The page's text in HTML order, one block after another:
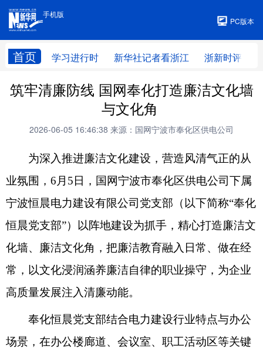
手机版
PC版本
首页 学习进行时 新华社记者看浙江 浙新时评
手机版
筑牢清廉防线 国网奉化打造廉洁文化墙
与文化角
2026-06-05 16:46:38 来源：国网宁波市奉化区供电公司
为深入推进廉洁文化建设，营造风清气正的从
业氛围， 6月5日， 国网宁波市奉化区供电公司下属
宁波恒晨电力建设有限公司党支部 （以下简称“奉化
恒晨党支部”）
以阵地建设为抓手，精心打造廉洁文
化墙、廉洁文化角，把廉洁教育融入日常、做在经
常，以文化浸润涵养廉洁自律的职业操守，为企业
高质量发展注入清廉动能。
奉化恒晨党支部结合电力建设行业特点与办公
场景，在办公楼廊道、会议室、职工活动区等关键